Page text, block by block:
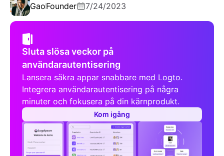
GaoFounder 7/24/2023
Sluta slösa veckor på
användarautentisering
Lansera säkra appar snabbare med Logto.
Integrera användarautentisering på några
minuter och fokusera på din kärnprodukt.
Kom igång